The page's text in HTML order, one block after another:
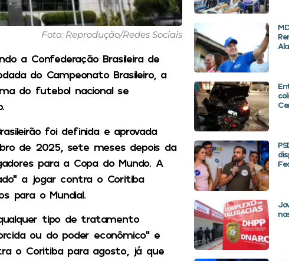
Foto: Reprodução/Redes Sociais
a Confederação Brasileira de
do Campeonato Brasileiro, a
do futebol nacional se
foi definida e aprovada
de 2025, sete meses depois da
para a Copa do Mundo. A
a jogar contra o Coritiba
para o Mundial.
tipo de tratamento
ou do poder econômico” e
o Coritiba para agosto, já que